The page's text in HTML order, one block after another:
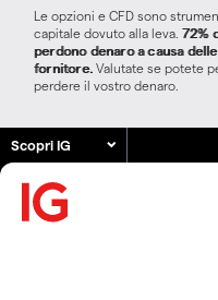
Le opzioni e CFD sono
capitale dovuto alla leva. 72%
perdono denaro a causa
fornitore. Valutate se potete
perdere il vostro denaro.
Scopri IG